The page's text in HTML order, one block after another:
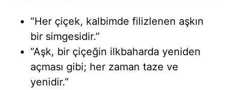
“Her çiçek, kalbimde filizlenen aşkın
bir simgesidir.”
“Aşk, bir çiçeğin ilkbaharda yeniden
açması gibi; her zaman taze ve
yenidir.”